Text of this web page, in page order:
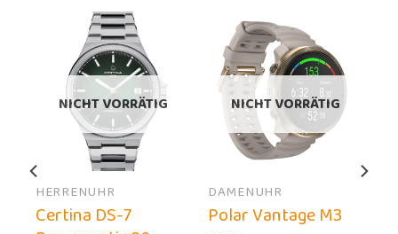
NICHT VORRÄTIG
HERRENUHR
Certina DS-7
NICHT VORRÄTIG
DAMENUHR
Polar Vantage M3